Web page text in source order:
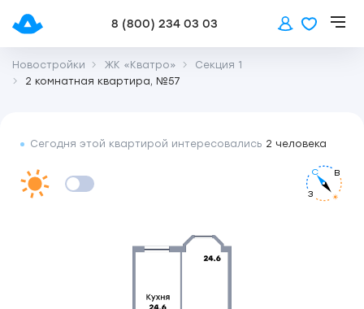
8 (800) 234 03 03
Новостройки ЖК «Кватро»
Секция 1
2 комнатная квартира, №57
Сегодня этой квартирой интересовались 2 человека
С В
З